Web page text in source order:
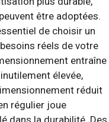
être adoptées.
de choisir un
réels de votre
entraîne
élevée,
réduit
régulier joue